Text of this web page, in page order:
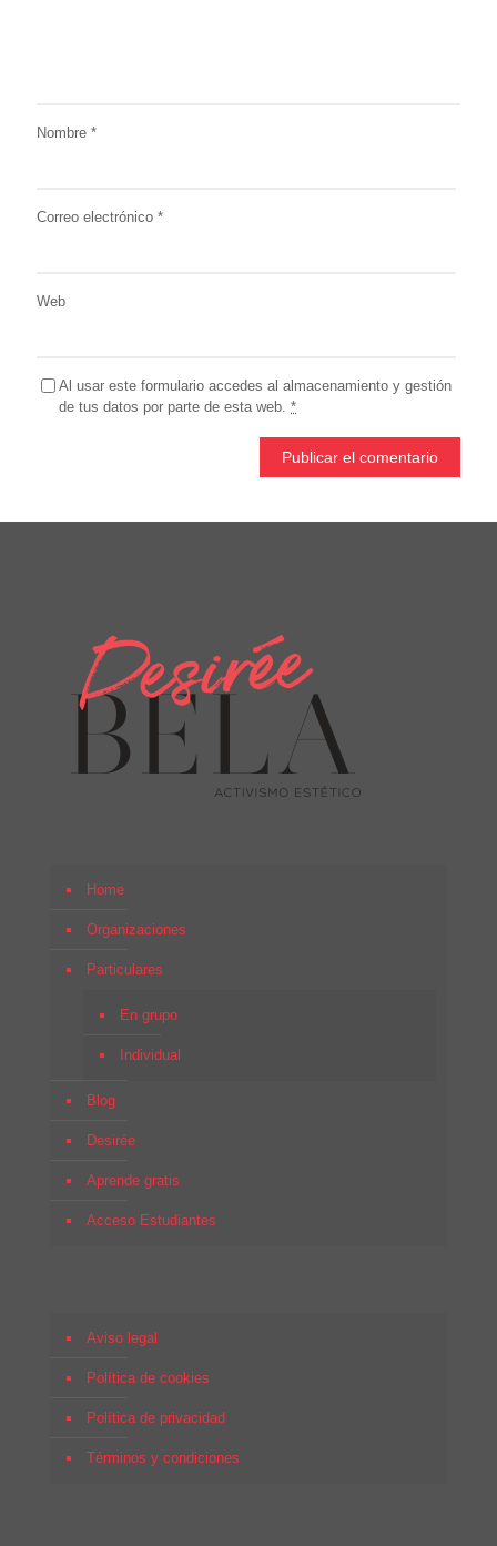
Nombre *
Correo electrónico *
Web
Al usar este formulario accedes al almacenamiento y gestión
de tus datos por parte de esta web. *
Home
Organizaciones
Particulares
En grupo
Individual
Blog
Desirée
Aprende gratis
Acceso Estudiantes
Aviso legal
Política de cookies
Política de privacidad
Términos y condiciones